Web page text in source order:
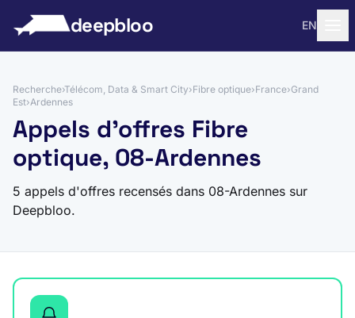
deepbloo EN
Recherche›Télécom, Data & Smart City›Fibre optique›France›Grand
Est›Ardennes
Appels d'offres Fibre
optique, 08-Ardennes
5 appels d'offres recensés dans 08-Ardennes sur
Deepbloo.